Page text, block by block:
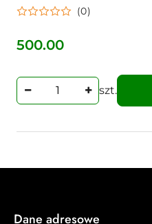
(0)
Cena:
500.00
szt.
Dane adresowe